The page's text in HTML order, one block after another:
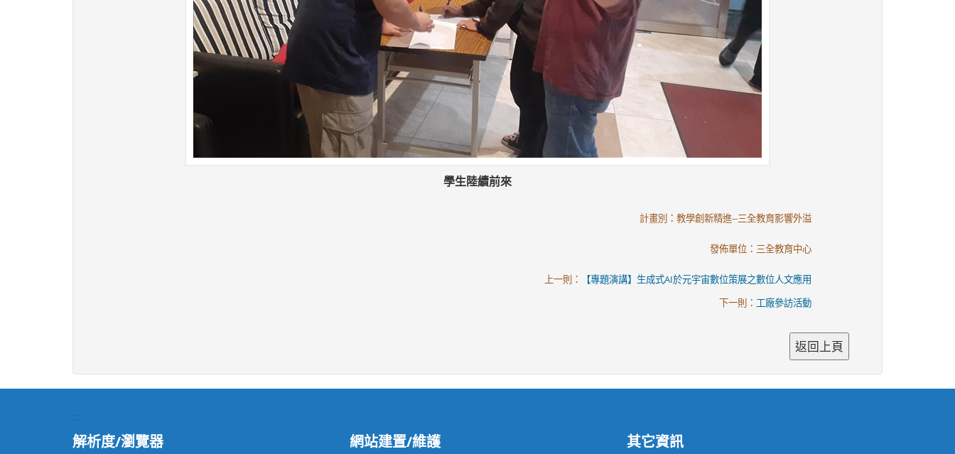
學生陸續前來
計畫別：教學創新精進--三全教育影響外溢
發佈單位：三全教育中心
上一則：
【專題演講】生成式AI於元宇宙數位策展之數位人文應用
下一則： 工廠參訪活動
解析度/瀏覽器 網站建置/維護 其它資訊